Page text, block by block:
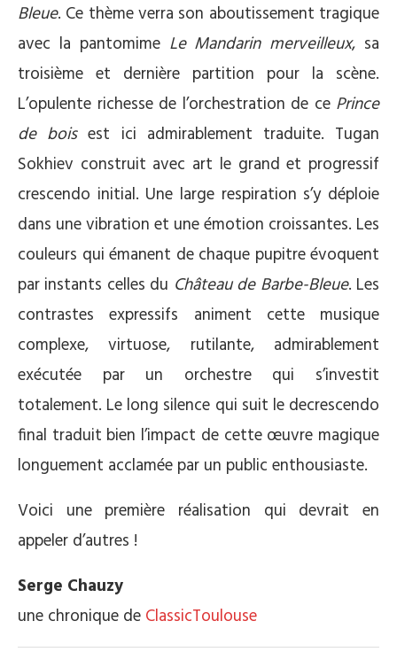
Bleue. Ce thème verra son aboutissement tragique
avec la pantomime Le Mandarin merveilleux, sa
troisième et dernière partition pour la scène.
L’opulente richesse de l’orchestration de ce Prince
de boisest ici admirablement traduite. Tugan
Sokhiev construit avec art le grand et progressif
crescendo initial. Une large respiration s’y déploie
dans une vibration et une émotion croissantes. Les
couleurs qui émanent de chaque pupitre évoquent
par instants celles du Château de Barbe-Bleue. Les
contrastes expressifs animent cette musique
complexe, virtuose, rutilante, admirablement
exécutée par un orchestre qui s’investit
totalement. Le long silence qui suit le decrescendo
final traduit bien l’impact de cette œuvre magique
longuement acclamée par un public enthousiaste.
Voici une première réalisation qui devrait en
appeler d’autres !
Serge Chauzy
une chronique de ClassicToulouse